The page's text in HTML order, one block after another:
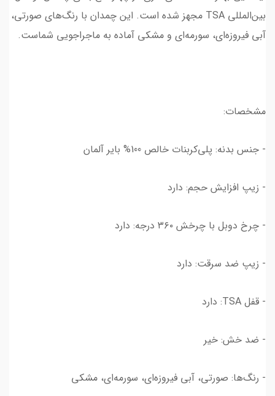
بین‌المللی TSA مجهز شده است. این چمدان با رنگ‌های صورتی،
آبی فیروزه‌ای، سورمه‌ای و مشکی آماده به ماجراجویی شماست.
مشخصات:
- جنس بدنه: پلی‌کربنات خالص 100% بایر آلمان
- زیپ افزایش حجم: دارد
- چرخ دوبل با چرخش ۳۶۰ درجه: دارد
- زیپ ضد سرقت: دارد
- قفل TSA: دارد
- ضد خش: خیر
- رنگ‌ها: صورتی، آبی فیروزه‌ای، سورمه‌ای، مشکی